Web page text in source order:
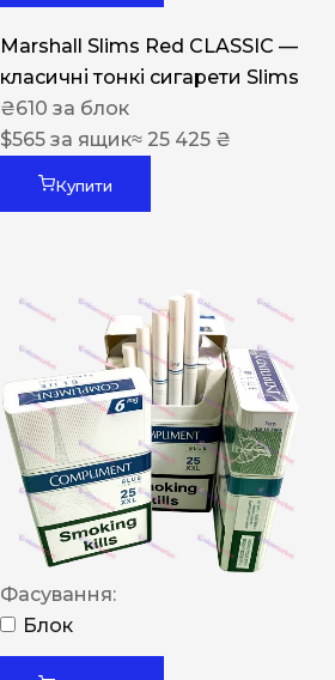
Arizona
Cigaronne
Сигарети LD
Marshall Slims Red CLASSIC —
класичні тонкі сигарети Slims
₴610 за блок
$565 за ящик≈ 25 425 ₴
Купити
Фасування:
Блок